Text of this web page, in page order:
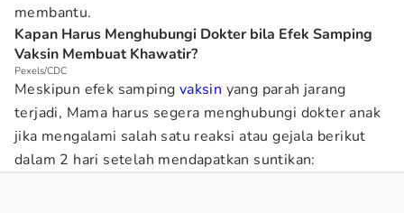
membantu.
Kapan Harus Menghubungi Dokter bila Efek Samping
Vaksin Membuat Khawatir?
Pexels/CDC
Meskipun efek samping vaksin yang parah jarang
terjadi, Mama harus segera menghubungi dokter anak
jika mengalami salah satu reaksi atau gejala berikut
dalam 2 hari setelah mendapatkan suntikan: